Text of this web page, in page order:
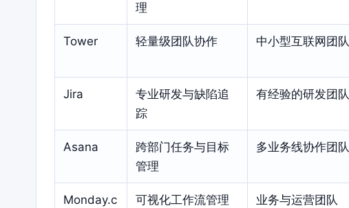
理
Tower 轻量级团队协作 中小型互联网团队
Jira
专业研发与缺陷追
踪
有经验的研发团队
Asana
跨部门任务与目标
管理
多业务线协作团队
Monday.c
可视化工作流管理 业务与运营团队